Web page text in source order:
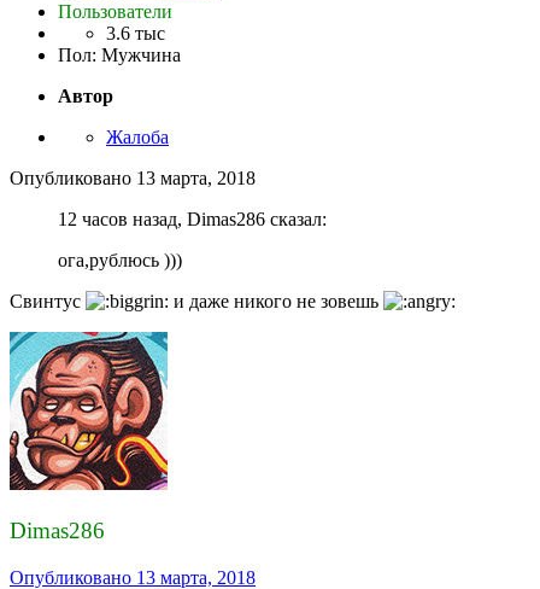
Пользователи
3.6 тыс
Пол: Мужчина
Автор
Жалоба
Опубликовано 13 марта, 2018
12 часов назад, Dimas286 сказал:
ога,рублюсь )))
Свинтус
и даже никого не зовешь
Dimas286
Опубликовано 13 марта, 2018